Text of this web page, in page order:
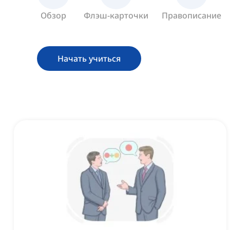
Обзор Флэш-карточки Правописание
Начать учиться